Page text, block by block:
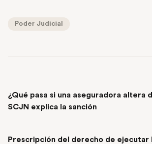
Poder Judicial
¿Qué pasa si una aseguradora altera
SCJN explica la sanción
Prescripción del derecho de ejecutar